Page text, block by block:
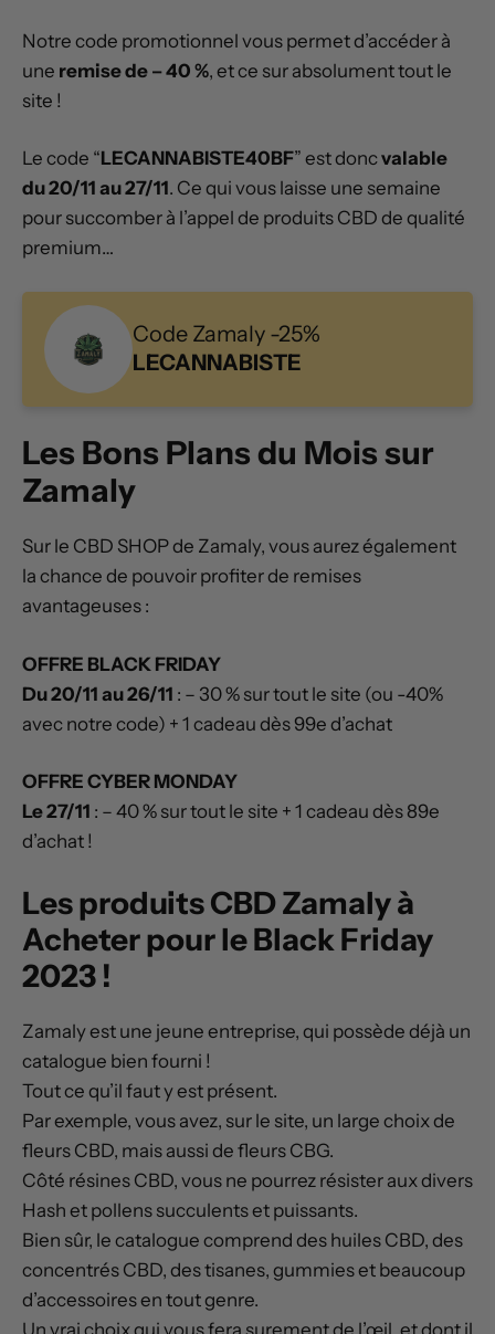
Notre code promotionnel vous permet d’accéder à
une remise de – 40 %, et ce sur absolument tout le
site !
Le code “LECANNABISTE40BF” est doncvalable
du 20/11 au 27/11. Ce qui vous laisse une semaine
pour succomber à l’appel de produits CBD de qualité
premium…
Code Zamaly -25%
LECANNABISTE
Les Bons Plans du Mois sur
Zamaly
Sur le CBD SHOP de Zamaly, vous aurez également
la chance de pouvoir profiter de remises
avantageuses :
OFFRE BLACK FRIDAY
Du 20/11 au 26/11 : – 30 % sur tout le site (ou -40%
avec notre code) + 1 cadeau dès 99e d’achat
OFFRE CYBER MONDAY
Le 27/11 : – 40 % sur tout le site + 1 cadeau dès 89e
d’achat !
Les produits CBD Zamaly à
Acheter pour le Black Friday
2023 !
Zamaly est une jeune entreprise, qui possède déjà un
catalogue bien fourni !
Tout ce qu’il faut y est présent.
Par exemple, vous avez, sur le site, un large choix de
fleurs CBD, mais aussi de fleurs CBG.
Côté résines CBD, vous ne pourrez résister aux divers
Hash et pollens succulents et puissants.
Bien sûr, le catalogue comprend des huiles CBD, des
concentrés CBD, des tisanes, gummies et beaucoup
d’accessoires en tout genre.
Un vrai choix qui vous fera surement de l’œil, et dont il